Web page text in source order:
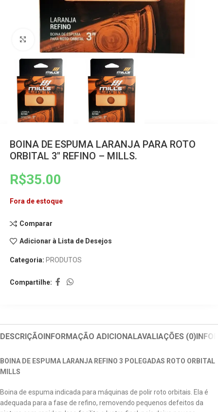
Clique para ampliar
BOINA DE ESPUMA LARANJA PARA ROTO
ORBITAL 3″ REFINO – MILLS.
R$35.00
Fora de estoque
Comparar
Adicionar à Lista de Desejos
Categoria: PRODUTOS
Compartilhe:
DESCRIÇÃOINFORMAÇÃO ADICIONALAVALIAÇÕES (0)
BOINA DE ESPUMA LARANJA REFINO 3 POLEGADAS ROTO ORBITAL
MILLS
Boina de espuma indicada para máquinas de polir roto orbitais. Ela é
adequada para a fase de refino, removendo pequenos defeitos da